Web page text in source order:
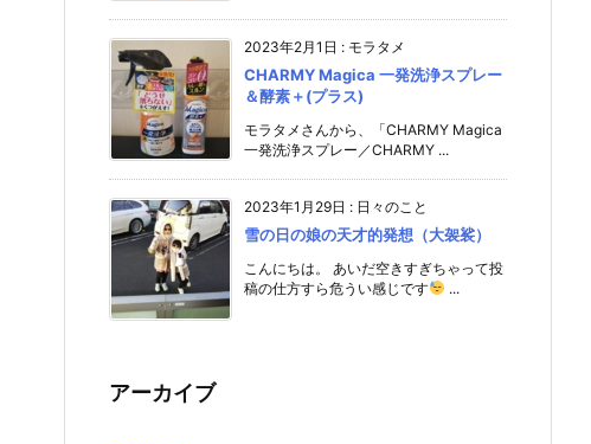
2023年2月1日 : モラタメ
CHARMY Magica 一発洗浄スプレー
＆酵素＋(プラス)
モラタメさんから、「CHARMY Magica
一発洗浄スプレー／CHARMY ...
2023年1月29日 : 日々のこと
雪の日の娘の天才的発想（大袈裟）
こんにちは。 あいだ空きすぎちゃって投
稿の仕方すら危うい感じです
...
アーカイブ